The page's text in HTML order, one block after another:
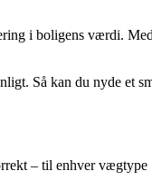
i boligens værdi.
Så kan du nyde et
– til enhver vægtype